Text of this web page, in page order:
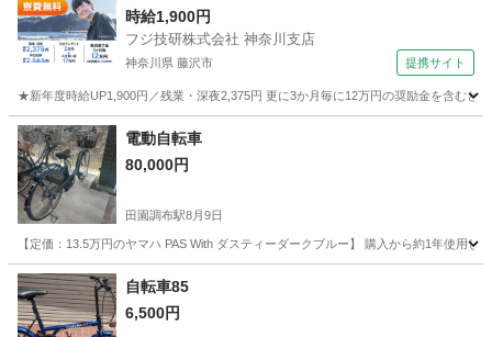
時給1,900円
フジ技研株式会社 神奈川支店
神奈川県 藤沢市 提携サイト
★新年度時給UP1,900円／残業・深夜2,375円 更に3か月毎に12万円の奨励金を含む
神奈川 藤沢市 その他
電動自転車
80,000円
田園調布駅8月9日
【定価：13.5万円のヤマハ PAS With ダスティーダークブルー】 購入から約1年使用
東京 世田谷区 田園調布駅
自転車85
6,500円